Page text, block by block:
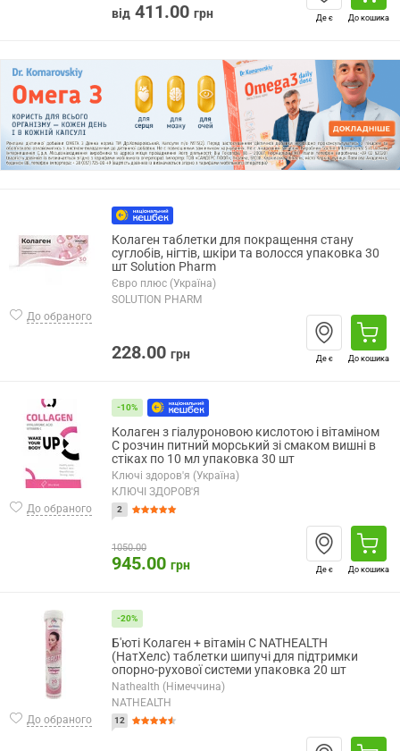
від 411.00 грн Де є До кошика
До обраного
Колаген таблетки для покращення стану
суглобів, нігтів, шкіри та волосся упаковка 30
шт Solution Pharm
Євро плюс (Україна)
SOLUTION PHARM
228.00 грн Де є До кошика
До обраного
-10%
Колаген з гіалуроновою кислотою і вітаміном
C розчин питний морський зі смаком вишні в
стіках по 10 мл упаковка 30 шт
Ключі здоров'я (Україна)
КЛЮЧІ ЗДОРОВ'Я
2
1050.00
945.00 грн Де є До кошика
До обраного
-20%
Б'юті Колаген + вітамін С NATHEALTH
(НатХелс) таблетки шипучі для підтримки
опорно-рухової системи упаковка 20 шт
Nathealth (Німеччина)
NATHEALTH
12